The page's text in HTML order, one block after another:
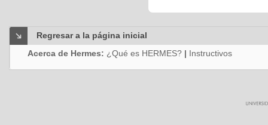
Regresar a la página inicial
Acerca de Hermes: ¿Qué es HERMES? | Instructivos